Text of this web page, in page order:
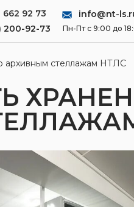
662 92 73
200-92-73
info@nt-
Пн-Пт с 9:00 до
архивным стеллажам НТЛС